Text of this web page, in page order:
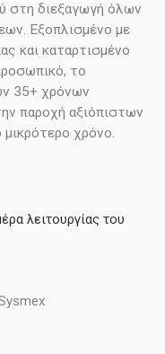
στη διεξαγωγή όλων
Εξοπλισμένο με
και καταρτισμένο
το
35+ χρόνων
παροχή αξιόπιστων
χρόνο.
λειτουργίας του